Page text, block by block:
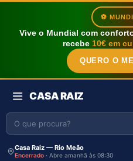
⚽
Vive o Mundial com
recebe 10€ em
QUERO O
CASA RAIZ
Casa Raiz — Rio Meão
Encerrado · Abre amanhã às 08:30